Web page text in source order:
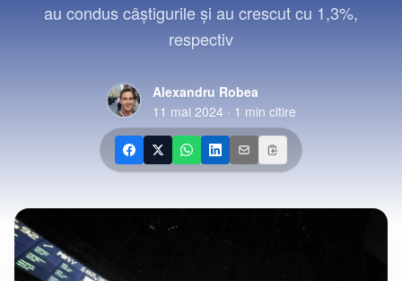
au condus câştigurile şi au crescut cu 1,3%,
respectiv
Alexandru Robea
11 mai 2024 · 1 min citire